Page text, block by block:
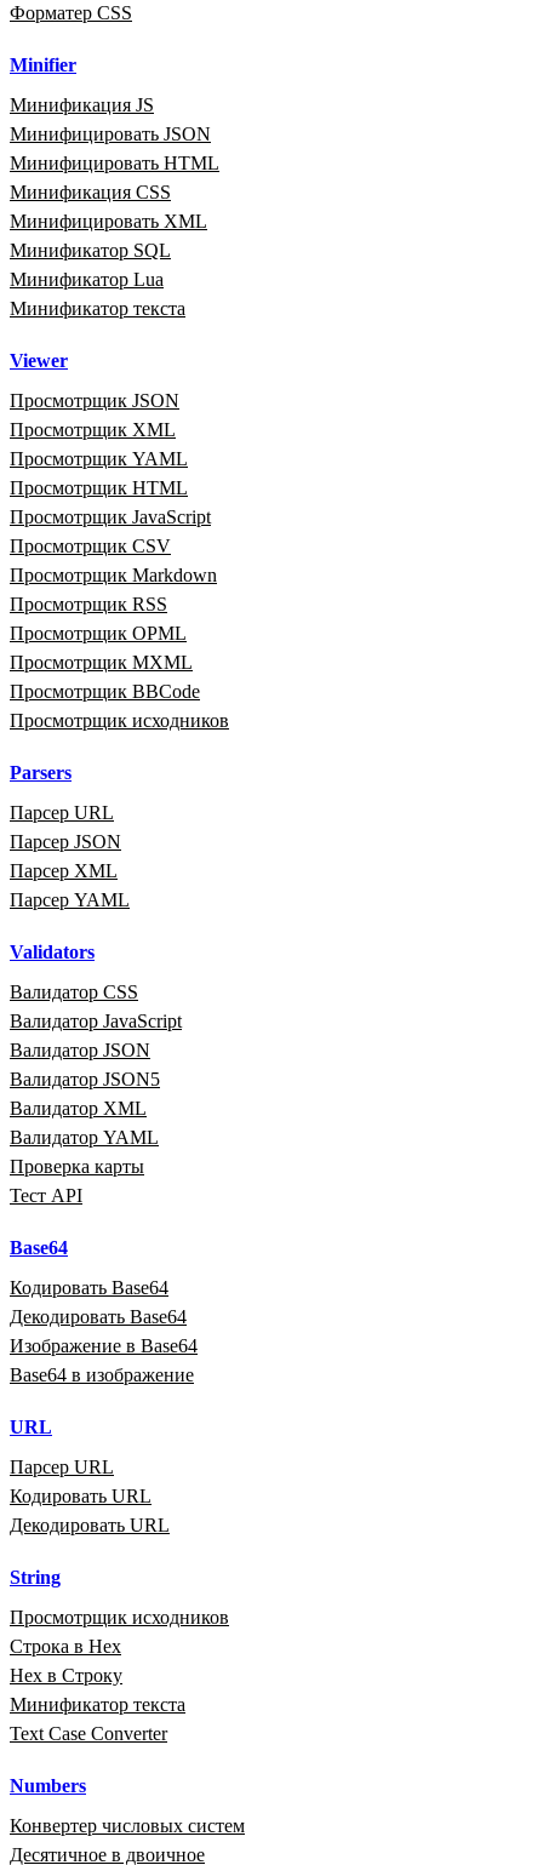
Форматер CSS
Minifier
Минификация JS
Минифицировать JSON
Минифицировать HTML
Минификация CSS
Минифицировать XML
Минификатор SQL
Минификатор Lua
Минификатор текста
Viewer
Просмотрщик JSON
Просмотрщик XML
Просмотрщик YAML
Просмотрщик HTML
Просмотрщик JavaScript
Просмотрщик CSV
Просмотрщик Markdown
Просмотрщик RSS
Просмотрщик OPML
Просмотрщик MXML
Просмотрщик BBCode
Просмотрщик исходников
Parsers
Парсер URL
Парсер JSON
Парсер XML
Парсер YAML
Validators
Валидатор CSS
Валидатор JavaScript
Валидатор JSON
Валидатор JSON5
Валидатор XML
Валидатор YAML
Проверка карты
Тест API
Base64
Кодировать Base64
Декодировать Base64
Изображение в Base64
Base64 в изображение
URL
Парсер URL
Кодировать URL
Декодировать URL
String
Просмотрщик исходников
Строка в Hex
Hex в Строку
Минификатор текста
Text Case Converter
Numbers
Конвертер числовых систем
Десятичное в двоичное